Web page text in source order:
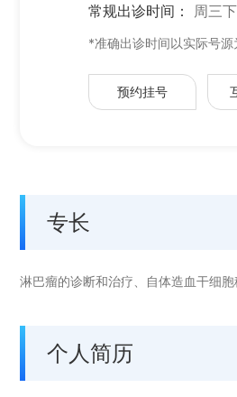
常规出诊时间：
周三
*准确出诊时间以实际号源
预约挂号
专长
淋巴瘤的诊断和治疗、自体造血干细胞
个人简历